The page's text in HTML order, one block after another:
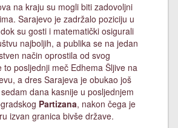
na kraju su mogli biti zadovoljni
Sarajevo je zadržalo poziciju u
su gosti i matematički osigurali
najboljih, a publika se na jedan
način oprostila od svog
to posljednji meč Edhema Šljive na
a dres Sarajeva je obukao još
dana kasnije u posljednjem
Partizana, nakon čega je
izvan granica bivše države.